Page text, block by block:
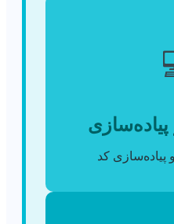
پیاده‌سازی کد